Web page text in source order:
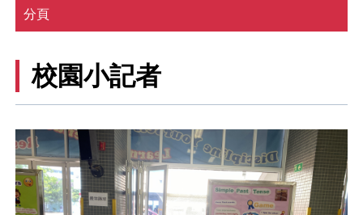
分頁
校園小記者